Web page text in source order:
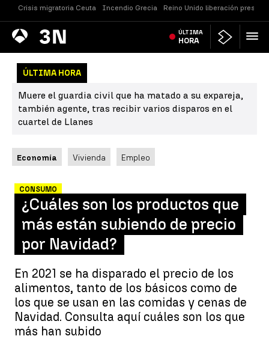
Crisis migratoria Ceuta Incendio Grecia Reino Unido liberación presos
Antena
3 Noticias ÚLTIMA
HORA
ÚLTIMA HORA
Muere el guardia civil que ha matado a su expareja,
también agente, tras recibir varios disparos en el
cuartel de Llanes
Economía Vivienda Empleo
CONSUMO
¿Cuáles son los productos que
más están subiendo de precio
por Navidad?
En 2021 se ha disparado el precio de los
alimentos, tanto de los básicos como de
los que se usan en las comidas y cenas de
Navidad. Consulta aquí cuáles son los que
más han subido